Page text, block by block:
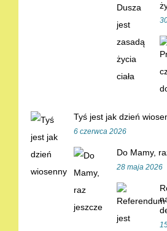
Tyś jest jak dzień
6 czerwca 2026
Do Mamy,
28 maja 2026